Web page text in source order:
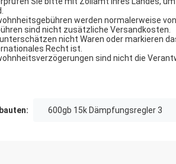
werden normalerweise
sind nicht zusätzliche Versandkosten.
nicht Waren oder markieren
Recht ist.
sind nicht die
600gb 15k Dämpfungsregler 3